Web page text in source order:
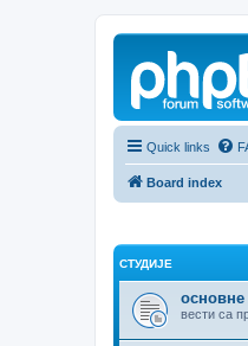
Quick links
Board index
СТУДИЈЕ
основне
вести са